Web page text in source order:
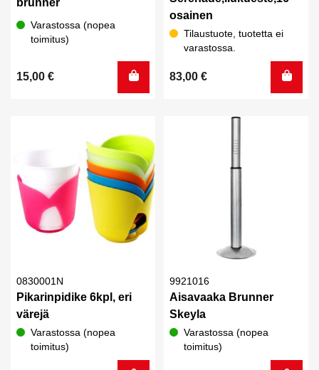
brunner
Varastossa (nopea
toimitus)
15,00 €
osainen
Tilaustuote, tuotetta ei
varastossa.
83,00 €
0830001N
Pikarinpidike 6kpl, eri
värejä
Varastossa (nopea
toimitus)
9921016
Aisavaaka Brunner
Skeyla
Varastossa (nopea
toimitus)